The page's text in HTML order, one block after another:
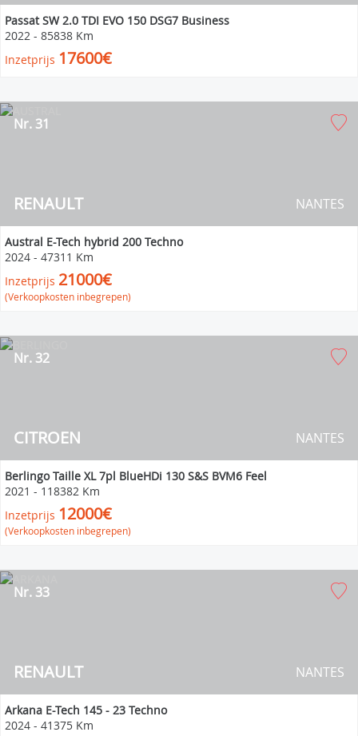
Passat SW 2.0 TDI EVO 150 DSG7 Business
2022 - 85838 Km
Inzetprijs 17600€
RENAULT
Nr. 31
NANTES
Austral E-Tech hybrid 200 Techno
2024 - 47311 Km
Inzetprijs 21000€
(Verkoopkosten inbegrepen)
CITROEN
Nr. 32
NANTES
Berlingo Taille XL 7pl BlueHDi 130 S&S BVM6 Feel
2021 - 118382 Km
Inzetprijs 12000€
(Verkoopkosten inbegrepen)
RENAULT
Nr. 33
NANTES
Arkana E-Tech 145 - 23 Techno
2024 - 41375 Km